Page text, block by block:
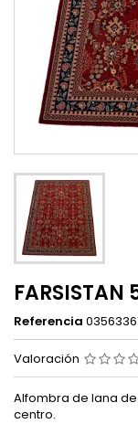
FARSISTAN
Referencia
Valoración
Alfombra de lana
centro.